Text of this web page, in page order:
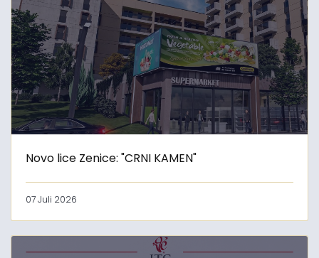
Novo lice Zenice: "CRNI KAMEN"
07 Juli 2026